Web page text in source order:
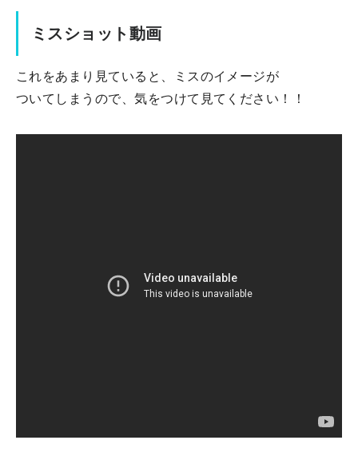
ミスショット動画
これをあまり見ていると、ミスのイメージが
ついてしまうので、気をつけて見てください！！